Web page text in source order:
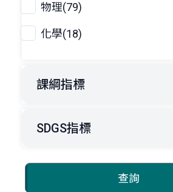
物理(79)
化學(18)
課綱指標
SDGS指標
查詢